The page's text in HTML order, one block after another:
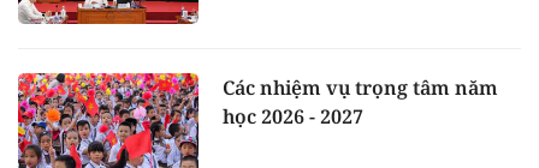
Các nhiệm vụ trọng tâm năm
học 2026 - 2027